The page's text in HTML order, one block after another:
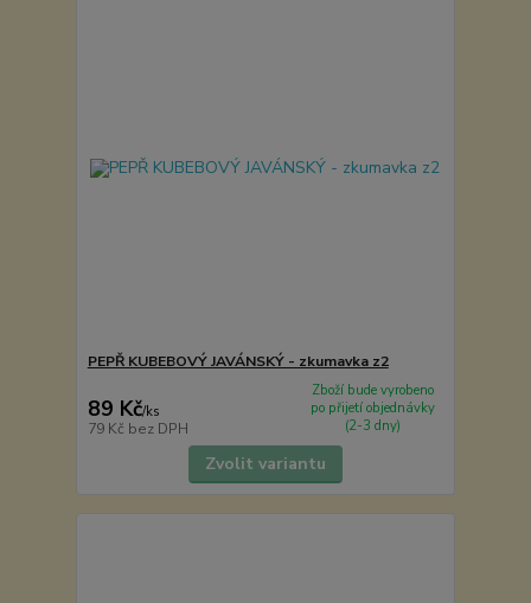
PEPŘ KUBEBOVÝ JAVÁNSKÝ - zkumavka z2
89 Kč/ks
79 Kč bez DPH
Zboží bude vyrobeno
po přijetí objednávky
(2-3 dny)
Zvolit variantu